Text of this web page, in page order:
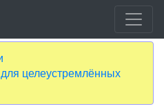
целеустремлённых